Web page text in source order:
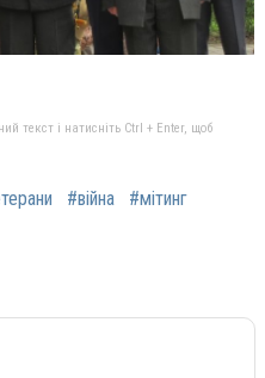
текст і натисніть Ctrl + Enter, щоб
#війна #мітинг